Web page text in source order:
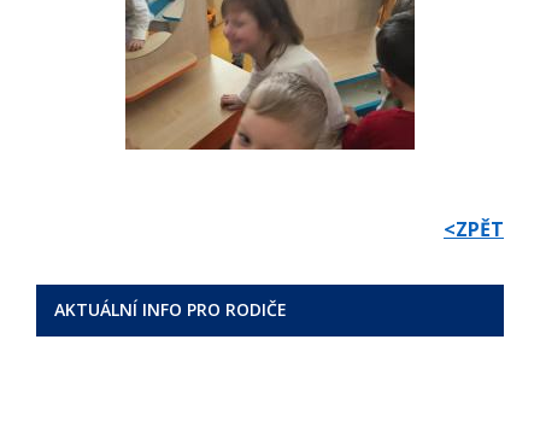
AKTUÁLNÍ INFO PRO RODIČE
<ZPĚT